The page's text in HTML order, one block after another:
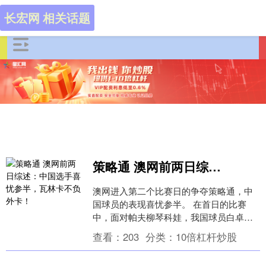
长宏网 相关话题
策略通 澳网前两日综述：中国选手喜忧参半，瓦林卡不负外卡！
澳网进入第二个比赛日的争夺策略通，中
国球员的表现喜忧参半。 在首日的比赛
中，面对帕夫柳琴科娃，我国球员白卓璇
最终逆转战胜对手，赢得了这场颇具意义
的对决。 昔日的....
查看： 203 分类： 10倍杠杆炒股